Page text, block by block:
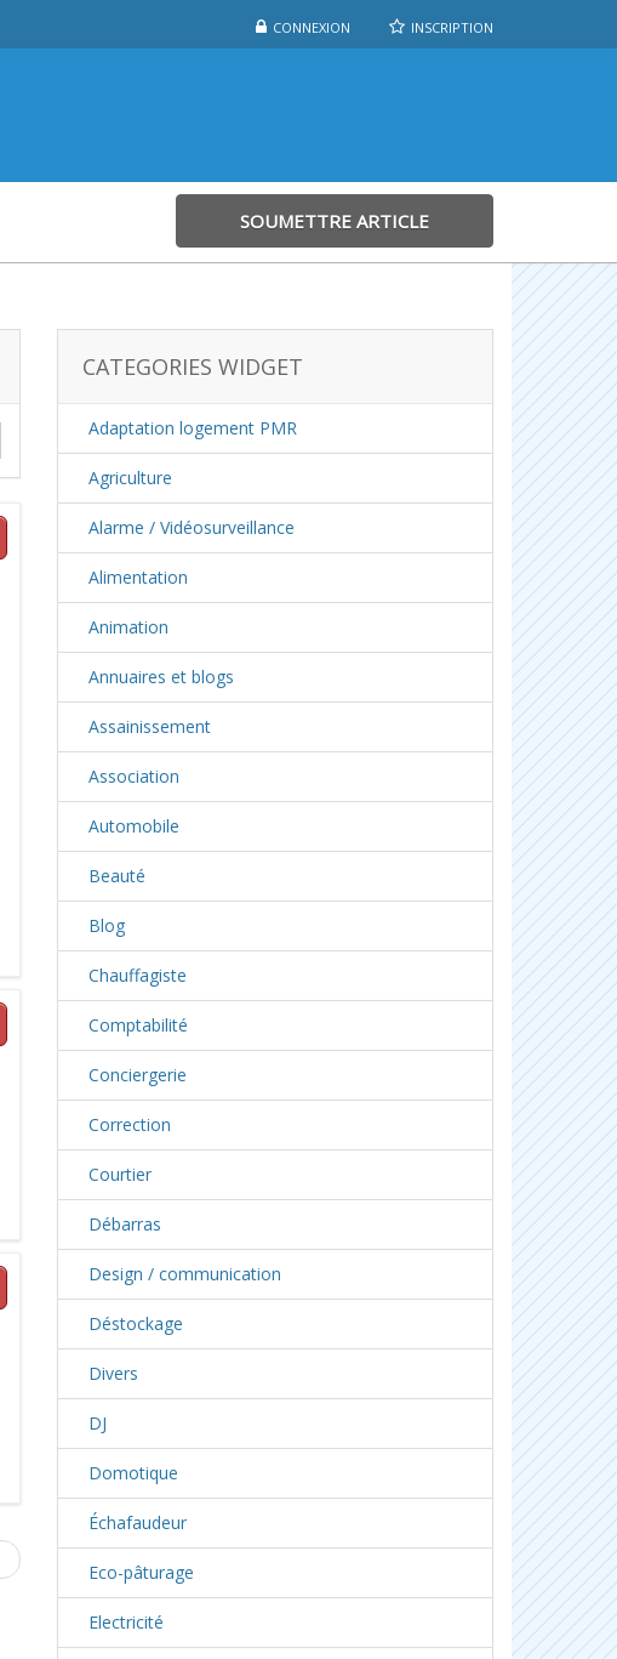
CONNEXION INSCRIPTION
SOUMETTRE ARTICLE
CATEGORIES WIDGET
Adaptation logement PMR
Agriculture
Alarme / Vidéosurveillance
Alimentation
Animation
Annuaires et blogs
Assainissement
Association
Automobile
Beauté
Blog
Chauffagiste
Comptabilité
Conciergerie
Correction
Courtier
Débarras
Design / communication
Déstockage
Divers
DJ
Domotique
Échafaudeur
Eco-pâturage
Electricité